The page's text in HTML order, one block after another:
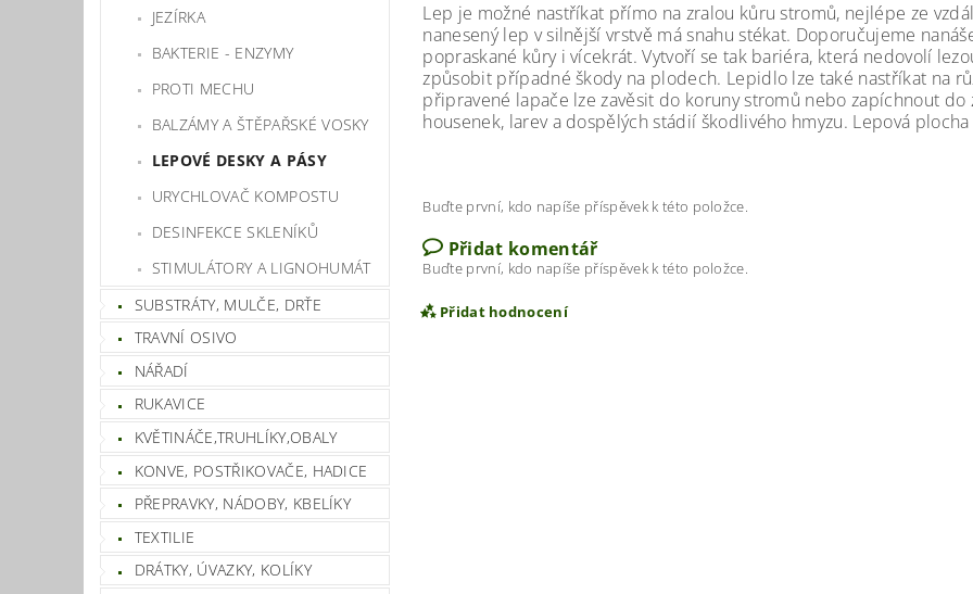
JEZÍRKA
BAKTERIE - ENZYMY
PROTI MECHU
BALZÁMY A ŠTĚPAŘSKÉ VOSKY
LEPOVÉ DESKY A PÁSY
URYCHLOVAČ KOMPOSTU
DESINFEKCE SKLENÍKŮ
STIMULÁTORY A LIGNOHUMÁT
SUBSTRÁTY, MULČE, DRŤE
TRAVNÍ OSIVO
NÁŘADÍ
RUKAVICE
KVĚTINÁČE,TRUHLÍKY,OBALY
KONVE, POSTŘIKOVAČE, HADICE
PŘEPRAVKY, NÁDOBY, KBELÍKY
TEXTILIE
DRÁTKY, ÚVAZKY, KOLÍKY
Lep je možné nastříkat přímo na zralou kůru stromů, nejlépe ze
nanesený lep v silnější vrstvě má snahu stékat. Doporučujeme
popraskané kůry i vícekrát. Vytvoří se tak bariéra, která nedovolí
způsobit případné škody na plodech. Lepidlo lze také nastříkat na
připravené lapače lze zavěsit do koruny stromů nebo zapíchnout
housenek, larev a dospělých stádií škodlivého hmyzu. Lepová
Buďte první, kdo napíše příspěvek k této položce.
Přidat komentář
Buďte první, kdo napíše příspěvek k této položce.
Přidat hodnocení